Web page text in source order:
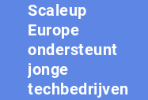
Scaleup
Europe
ondersteunt
jonge
techbedrijven